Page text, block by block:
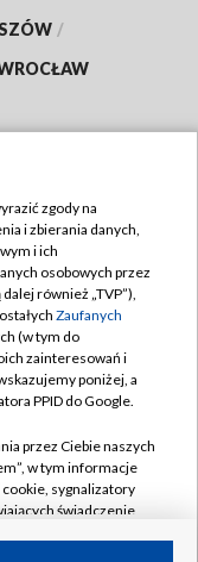
/
zgody na
i zbierania danych,
i ich
osobowych przez
również „TVP”),
Zaufanych
(w tym do
zainteresowań i
poniżej, a
PPID do Google.
przez Ciebie naszych
w tym informacje
sygnalizatory
świadczenie